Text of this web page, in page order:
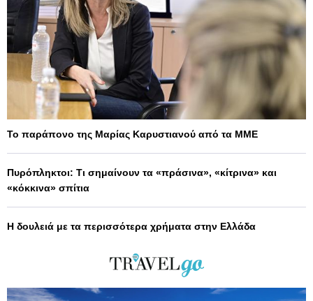
Το παράπονο της Μαρίας Καρυστιανού από τα ΜΜΕ
Πυρόπληκτοι: Τι σημαίνουν τα «πράσινα», «κίτρινα» και
«κόκκινα» σπίτια
Η δουλειά με τα περισσότερα χρήματα στην Ελλάδα